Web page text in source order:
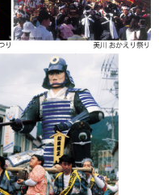
前は見ることのなかっ
多くなってきました。東
紹介されカッコイイと感
せます。しっかり帯をし
尚一層に一体感がでるよ
ても似合うのも参考にな